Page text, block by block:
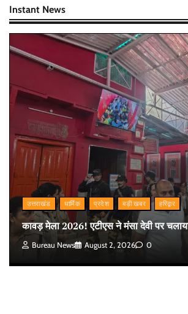
Instant News
उत्तराखंड धार्मिक प्रदेश बड़ी खबर हरिद्वार
कावड़ मेला 2026! एटीएस ने मंसा देवी पर
Bureau News August 2, 2026 0